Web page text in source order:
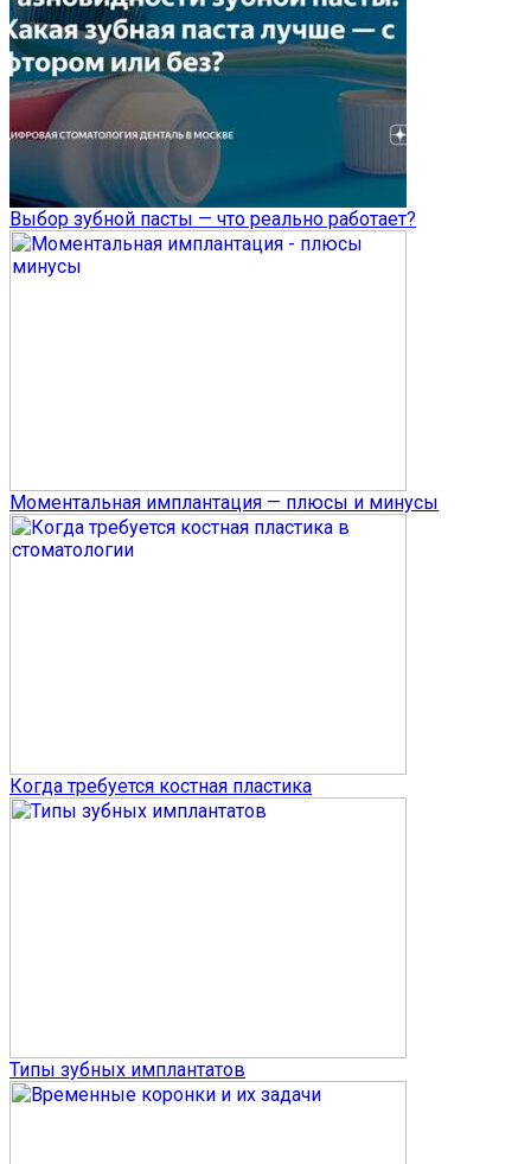
Выбор зубной пасты — что реально работает?
Моментальная имплантация — плюсы и минусы
Когда требуется костная пластика
Типы зубных имплантатов